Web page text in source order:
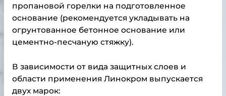
пропановой горелки на подготовленное
основание (рекомендуется укладывать на
огрунтованное бетонное основание или
цементно-песчаную стяжку).
В зависимости от вида защитных слоев и
области применения Линокром выпускается
двух марок: